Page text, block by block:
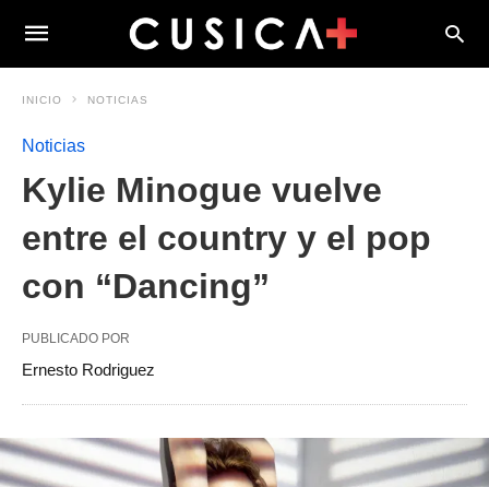
INICIO NOTICIAS
Noticias
Kylie Minogue vuelve
entre el country y el pop
con “Dancing”
PUBLICADO POR
Ernesto Rodriguez